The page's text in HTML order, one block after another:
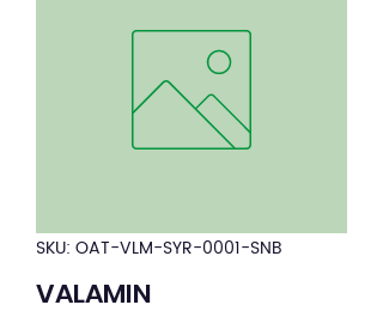
SKU: OAT-VLM-SYR-0001-SNB
VALAMIN